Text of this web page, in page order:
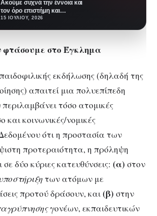
Ακούμε συχνά την έννοια και
τον όρο επιστήμη και
επιστήμονας. Τι σημαίνει
15 ΙΟΥΛΊΟΥ, 2026
φτάσουμε στο Έγκλημα
εκδήλωσης (δηλαδή της
απαιτεί μια πολυεπίπεδη
τόσο ατομικές
και κοινωνικές/νομικές
ότι η προστασία των
προτεραιότητα, η πρόληψη
δύο κύριες κατευθύνσεις: (α) στον
των ατόμων με
προτού δράσουν, και(β) στην
γονέων, εκπαιδευτικών